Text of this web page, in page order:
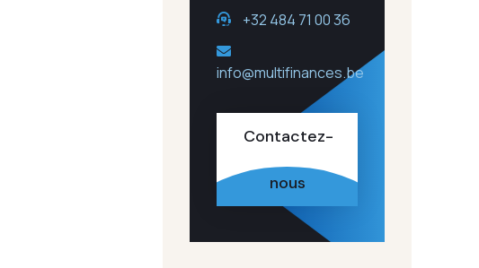
+32 484 71 00 36
info@multifinances.be
Contactez-
nous